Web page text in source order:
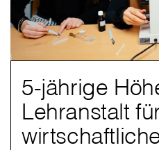
5-jährige
Lehranstalt